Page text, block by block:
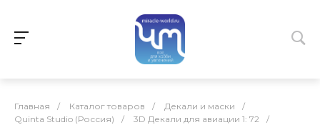
Главная / Каталог товаров / Декали и маски
/
Quinta Studio (Россия)
/ 3D Декали для авиации 1: 72
/